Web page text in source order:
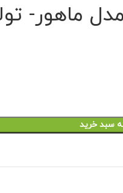
ماهور-
سبد خرید